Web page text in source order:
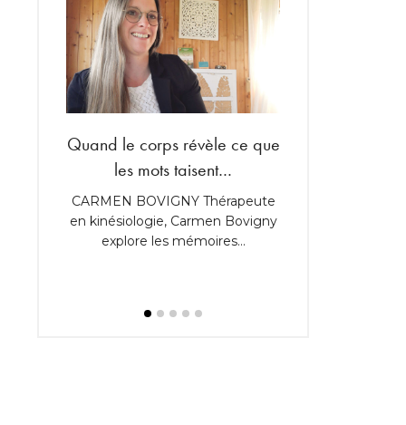
Quand le corps révèle ce que
les mots taisent…
CARMEN BOVIGNY Thérapeute
en kinésiologie, Carmen Bovigny
explore les mémoires…